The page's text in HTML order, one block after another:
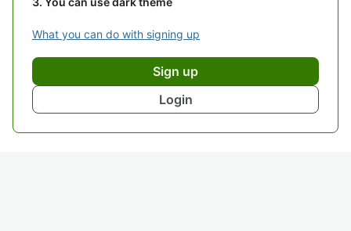
What you can do with signing up
Sign up
Login